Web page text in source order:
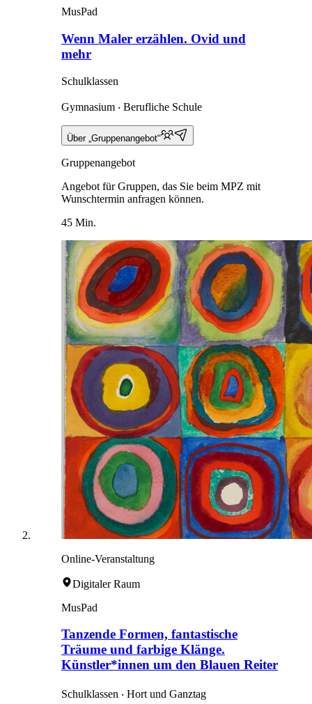
MusPad
Wenn Maler erzählen. Ovid und
mehr
Schulklassen
Gymnasium ‧ Berufliche Schule
Über „Gruppenangebot“
Gruppenangebot
Angebot für Gruppen, das Sie beim MPZ mit
Wunschtermin anfragen können.
45 Min.
Online-Veranstaltung
Digitaler Raum
MusPad
Tanzende Formen, fantastische
Träume und farbige Klänge.
Künstler*innen um den Blauen Reiter
Schulklassen ‧ Hort und Ganztag